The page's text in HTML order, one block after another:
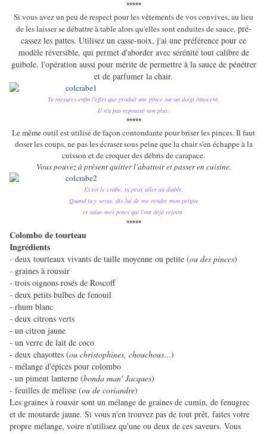
*****
Si vous avez un peu de respect pour les vêtements de vos convives, au lieu
de les laisser se débattre à table alors qu'elles sont enduites de sauce,pré-
cassez les pattes. Utilisez un casse-noix, j'ai une préférence pour ce
modèle réversible, qui permet d'aborder avec sérénité tout calibre de
guibole. l'opération aussi pour mérite de permettre à la sauce de pénétrer
et de parfumer la chair.
Tu mesures enfin l'effet que produit une pince sur un doigt innocent.
Il n'a pas repoussé non plus.
*****
Le même outil est utilisé de façon contondante pour briser les pinces. Il faut
doser les coups, ne pas les écraser sous peine que la chair s'en échappe à la
cuisson et de croquer des débris de carapace.
Vous pouvez à présent quitter l'abattoir et passer en cuisine.
Et toi le crabe, tu peux aller au diable.
Quand tu y seras, dis-lui de me rendre mon peigne
et salue mes potes qui l'ont déjà rejoint.
*****
Colombo de tourteau
Ingrédients
- deux tourteaux vivants de taille moyenne ou petite (ou des pinces)
- graines à roussir
- trois oignons rosés de Roscoff
- deux petits bulbes de fenouil
- rhum blanc
- deux citrons verts
- un citron jaune
- un verre de lait de coco
- deux chayottes (ou christophines, chouchous...)
- mélange d'épices pour colombo
- un piment lanterne (bonda man' Jacques)
- feuilles de mélisse (ou de coriandre)
Les graines à roussir sont un mélange de graines de cumin, de fenugrec
et de moutarde jaune. Si vous n'en trouvez pas de tout prêt, faites votre
propre mélange, voire n'utilisez qu'une ou deux de ces saveurs. Vous